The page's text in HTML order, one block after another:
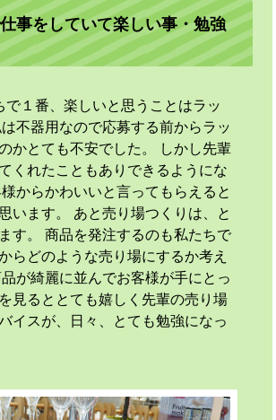
事をしていて楽しい事・勉強
で１番、楽しいと思うことはラッ
不器用なので応募する前からラッ
かとても不安でした。 しかし先輩
くれたこともありできるようにな
からかわいいと言ってもらえると
います。 あと売り場つくりは、と
す。 商品を発注するのも私たちで
らどのような売り場にするか考え
が綺麗に並んでお客様が手にとっ
見るととても嬉しく先輩の売り場
イスが、日々、とても勉強になっ